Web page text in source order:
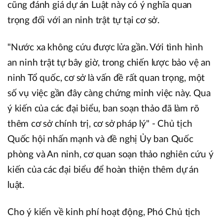
cũng đánh giá dự án Luật này có ý nghĩa quan
trọng đối với an ninh trật tự tại cơ sở.
"Nước xa không cứu được lửa gần. Với tình hình
an ninh trật tự bây giờ, trong chiến lược bảo vệ an
ninh Tổ quốc, cơ sở là vấn đề rất quan trọng, một
số vụ việc gần đây càng chứng minh việc này. Qua
ý kiến của các đại biểu, ban soạn thảo đã làm rõ
thêm cơ sở chính trị, cơ sở pháp lý" - Chủ tịch
Quốc hội nhấn mạnh và đề nghị Ủy ban Quốc
phòng và An ninh, cơ quan soạn thảo nghiên cứu ý
kiến của các đại biểu để hoàn thiện thêm dự án
luật.
Cho ý kiến về kinh phí hoạt động, Phó Chủ tịch